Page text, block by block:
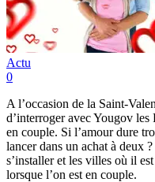
Actu
0
A l’occasion de la Saint-
d’interroger avec Yougov
en couple. Si l’amour dure
lancer dans un achat à deux
s’installer et les villes où il
lorsque l’on est en couple.